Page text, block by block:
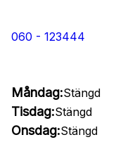
060 - 123444
Måndag:Stängd
Tisdag:Stängd
Onsdag:Stängd